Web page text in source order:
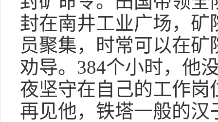
封在南井工业广场，
员聚集，时常可以在
劝导。384个小时，他
夜坚守在自己的工作
再见他，铁塔一般的